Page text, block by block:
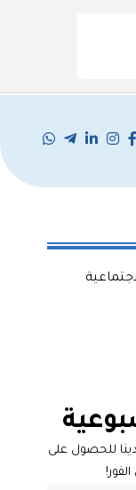
للحصول على